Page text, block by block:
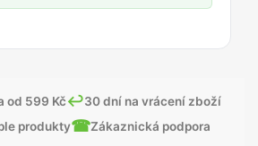
od 599 Kč↩30 dní na vrácení zboží
produkty☎Zákaznická podpora